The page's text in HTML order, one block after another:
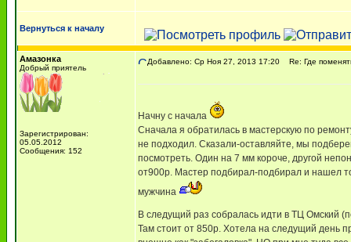
Вернуться к началу
Амазонка
Добрый приятель
Зарегистрирован:
05.05.2012
Сообщения: 152
Добавлено: Ср Ноя 27, 2013 17:20 Re: Где
Начну с начала
Сначала я обратилась в мастерскую по
не подходил. Сказали-оставляйте, мы
посмотреть. Один на 7 мм короче, другой
от900р. Мастер подбирал-подбирал и нашел
мужчина
В следущий раз собралась идти в ТЦ Омский
Там стоит от 850р. Хотела на следущий день